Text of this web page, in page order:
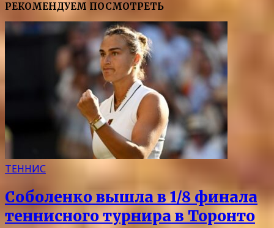
РЕКОМЕНДУЕМ ПОСМОТРЕТЬ
ТЕННИС
Соболенко вышла в 1/8 финала
теннисного турнира в Торонто